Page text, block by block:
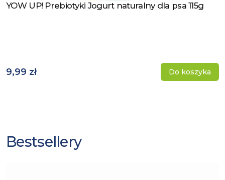
Zobacz produkt
YOW UP! Prebiotyki Jogurt naturalny dla psa 115g
9,99 zł Do koszyka
Bestsellery